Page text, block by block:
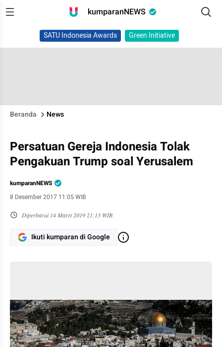
kumparanNEWS
SATU Indonesia Awards Green Initiative
Beranda News
Persatuan Gereja Indonesia Tolak
Pengakuan Trump soal Yerusalem
kumparanNEWS
8 Desember 2017 11:05 WIB
Diperbarui 14 Maret 2019 21:13 WIB
Ikuti kumparan di Google